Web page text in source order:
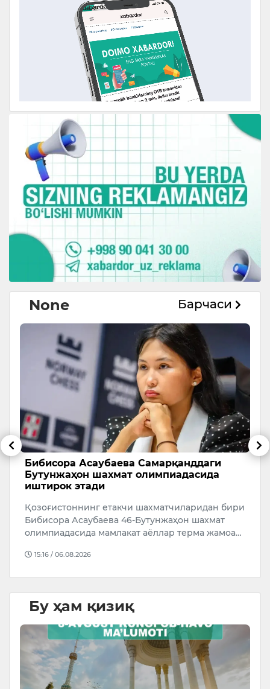
None Барчаси
Бибисора Асаубаева Самарқанддаги
Бутунжаҳон шахмат олимпиадасида
иштирок этади
Қозоғистоннинг етакчи шахматчиларидан бири
Бибисора Асаубаева 46-Бутунжаҳон шахмат
олимпиадасида мамлакат аёллар терма жамоа…
15:16 / 06.08.2026
Бу ҳам қизиқ